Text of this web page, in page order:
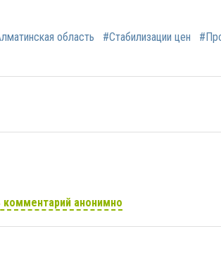
область #Стабилизации цен
комментарий анонимно